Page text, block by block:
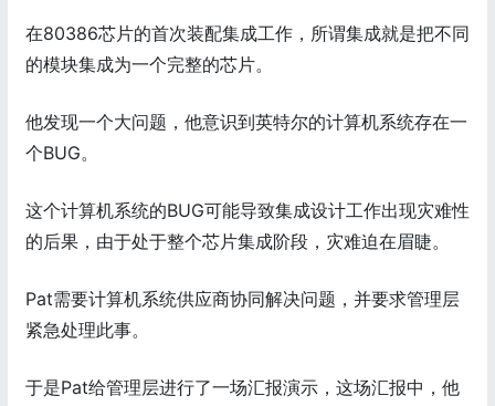
在80386芯片的首次装配集成工作，所谓集成就是把不同
的模块集成为一个完整的芯片。
他发现一个大问题，他意识到英特尔的计算机系统存在一
个BUG。
这个计算机系统的BUG可能导致集成设计工作出现灾难性
的后果，由于处于整个芯片集成阶段，灾难迫在眉睫。
Pat需要计算机系统供应商协同解决问题，并要求管理层
紧急处理此事。
于是Pat给管理层进行了一场汇报演示，这场汇报中，他